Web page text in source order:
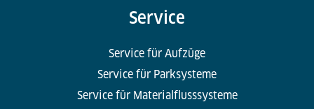
Service
Service für Aufzüge
Service für Parksysteme
Service für Materialflusssysteme